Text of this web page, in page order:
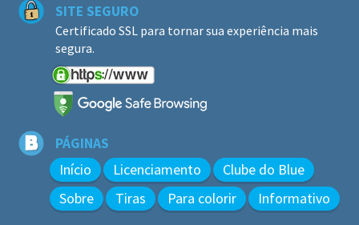
SITE SEGURO
Certificado SSL para tornar sua experiência mais
segura.
PÁGINAS
Início Licenciamento
Clube do Blue
Sobre
Tiras Para colorir Informativo